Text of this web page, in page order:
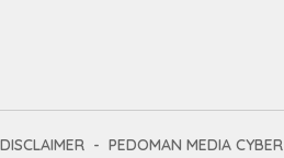
DISCLAIMER PEDOMAN MEDIA CYBER